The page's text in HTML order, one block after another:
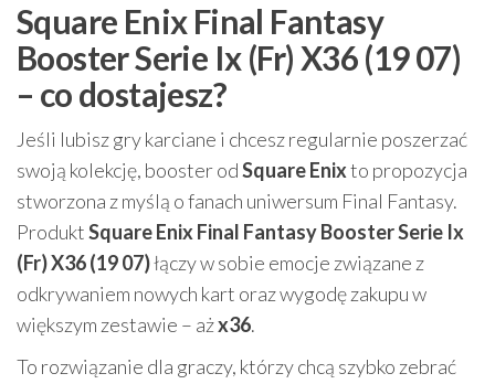
Square Enix Final Fantasy
Booster Serie Ix (Fr) X36 (19 07)
– co dostajesz?
Jeśli lubisz gry karciane i chcesz regularnie poszerzać
swoją kolekcję, booster odSquare Enixto propozycja
stworzona z myślą o fanach uniwersum Final Fantasy.
ProduktSquare Enix Final Fantasy Booster Serie Ix
(Fr) X36 (19 07)łączy w sobie emocje związane z
odkrywaniem nowych kart oraz wygodę zakupu w
większym zestawie – ażx36.
To rozwiązanie dla graczy, którzy chcą szybko zebrać